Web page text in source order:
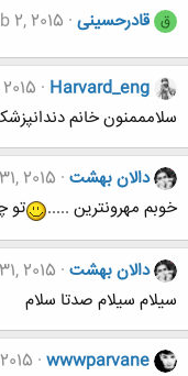
ق قادرحسینی 2, 2015
Harvard_eng
سلامممنون خانم
دالان بهشت 2015
خوبم مهرونترین .....
تو
دالان بهشت 2015
سیلام سیلام صدتا سلام
wwwparvane